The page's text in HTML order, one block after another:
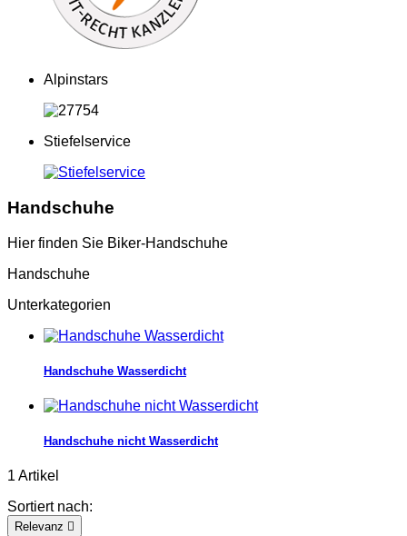
Alpinstars
Stiefelservice
Handschuhe
Hier finden Sie Biker-Handschuhe
Handschuhe
Unterkategorien
Handschuhe Wasserdicht
Handschuhe nicht Wasserdicht
1 Artikel
Sortiert nach:
Relevanz 